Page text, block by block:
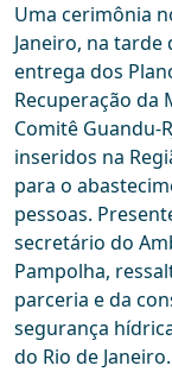
Uma cerimônia
Janeiro, na
entrega dos
Recuperação da
Comitê Guandu-
inseridos na
para o
pessoas.
secretário do
Pampolha,
parceria e da
segurança
do Rio de Janeiro.